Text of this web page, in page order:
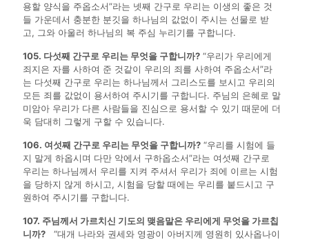
용할 양식을 주옵소서”라는 넷째 간구로 우리는 이생의 좋은 것
들 가운데서 충분한 분깃을 하나님의 값없이 주시는 선물로 받
고, 그와 아울러 하나님의 복 주심 누리기를 구합니다.
105. 다섯째 간구로 우리는 무엇을 구합니까? “우리가 우리에게
죄지은 자를 사하여 준 것같이 우리의 죄를 사하여 주옵소서”라
는 다섯째 간구로 우리는 하나님께서 그리스도를 보시고 우리의
모든 죄를 값없이 용서하여 주시기를 구합니다. 주님의 은혜로 말
미암아 우리가 다른 사람들을 진심으로 용서할 수 있기 때문에 더
욱 담대히 그렇게 구할 수 있습니다.
106. 여섯째 간구로 우리는 무엇을 구합니까? “우리를 시험에 들
지 말게 하옵시며 다만 악에서 구하옵소서”라는 여섯째 간구로
우리는 하나님께서 우리를 지켜 주셔서 우리가 죄에 이르는 시험
을 당하지 않게 하시고, 시험을 당할 때에는 우리를 붙드시고 구
원하여 주시기를 구합니다.
107. 주님께서 가르치신 기도의 맺음말은 우리에게 무엇을 가르칩
니까? “대개 나라와 권세와 영광이 아버지께 영원히 있사옵나이